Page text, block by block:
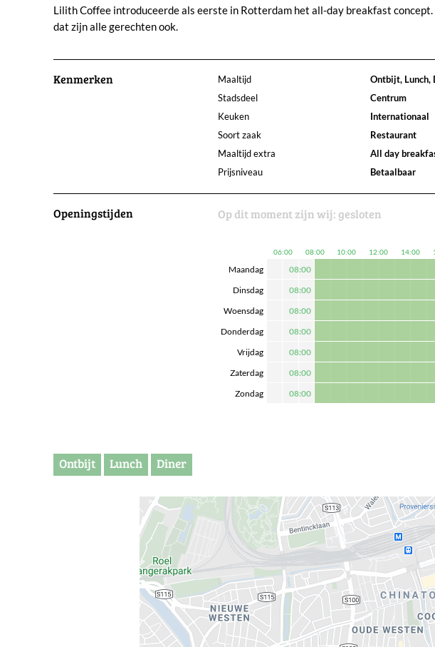
Lilith Coffee introduceerde als eerste in Rotterdam het all-day breakfast
dat zijn alle gerechten ook.
Kenmerken Maaltijd
Ontbijt, Lunch,
Stadsdeel
Centrum
Keuken
Internationaal
Soort zaak
Restaurant
Maaltijd extra
All day
Prijsniveau
Betaalbaar
Openingstijden Op dit moment zijn wij: gesloten
06:00 08:00 10:00 12:00 14:00
Maandag 08:00
Dinsdag
08:00
Woensdag
08:00
Donderdag
08:00
Vrijdag
08:00
Zaterdag
08:00
Zondag
08:00
Ontbijt Lunch Diner